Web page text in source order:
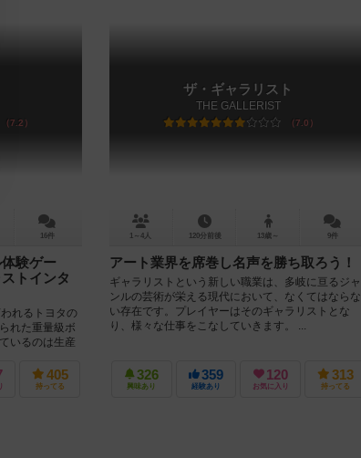
7.2
16件
験ゲー
トインタ
れるトヨタの
れた重量級ボ
いるのは生産
405
持ってる
ザ・ギャラリスト
THE GALLERIST
7.0
1～4人 120分前後 13歳～ 9件
アート業界を席巻し名声を勝ち取ろう！
ギャラリストという新しい職業は、多岐に亘るジャ
ンルの芸術が栄える現代において、なくてはならな
い存在です。プレイヤーはそのギャラリストとな
り、様々な仕事をこなしていきます。 ...
326
興味あり
359
経験あり
120
お気に入り
313
持ってる